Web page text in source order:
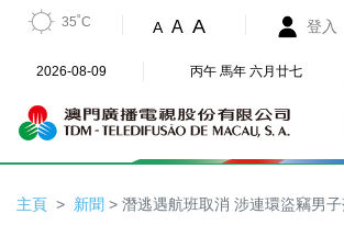
35˚C A A A 登入
2026-08-09 丙午 馬年 六月廿七
主頁 新聞 > 潛逃遇航班取消 涉連環盜竊男